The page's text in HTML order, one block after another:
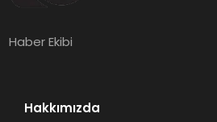
Haber Ekibi
Hakkımızda